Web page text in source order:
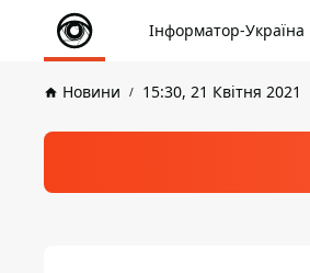
Інформатор-Україна
Новини 15:30, 21 Квітня 2021